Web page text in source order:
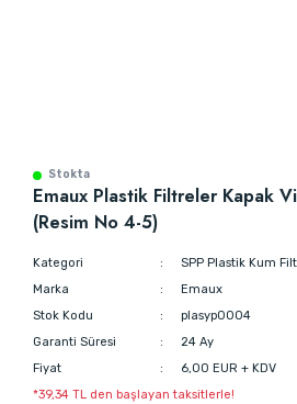
Stokta
Emaux Plastik Filtreler Kapak
(Resim No 4-5)
Kategori
SPP Plastik Kum
Marka
Emaux
Stok Kodu
plasyp0004
Garanti Süresi
24 Ay
Fiyat
6,00 EUR + KDV
*39,34 TL den başlayan taksitlerle!